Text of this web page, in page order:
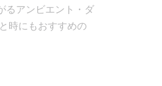
るアンビエント・ダ
時にもおすすめの